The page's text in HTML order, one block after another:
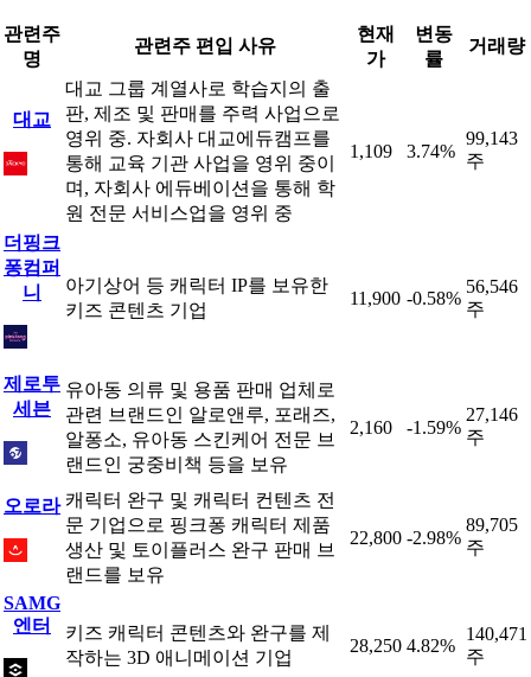
관련주
명
관련주 편입 사유
현재
가
변동
률
거래량
대교
대교 그룹 계열사로 학습지의 출
판, 제조 및 판매를 주력 사업으로
영위 중. 자회사 대교에듀캠프를
통해 교육 기관 사업을 영위 중이
며, 자회사 에듀베이션을 통해 학
원 전문 서비스업을 영위 중
1,109 3.74%
99,143
주
더핑크
퐁컴퍼
니
아기상어 등 캐릭터 IP를 보유한
키즈 콘텐츠 기업
11,900 -0.58%
56,546
주
제로투
세븐
유아동 의류 및 용품 판매 업체로
관련 브랜드인 알로앤루, 포래즈,
알퐁소, 유아동 스킨케어 전문 브
랜드인 궁중비책 등을 보유
2,160 -1.59%
27,146
주
오로라 캐릭터 완구 및 캐릭터 컨텐츠 전
문 기업으로 핑크퐁 캐릭터 제품
생산 및 토이플러스 완구 판매 브
랜드를 보유
22,800 -2.98%
89,705
주
SAMG
엔터
키즈 캐릭터 콘텐츠와 완구를 제
작하는 3D 애니메이션 기업
28,250 4.82%
140,471
주